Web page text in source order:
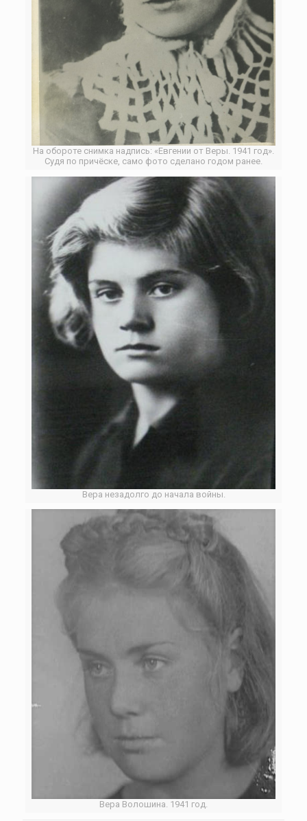
На обороте снимка надпись: «Евгении от Веры. 1941 год».
Судя по причёске, само фото сделано годом ранее.
Вера незадолго до начала войны.
Вера Волошина. 1941 год.